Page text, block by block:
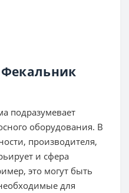
подразумевает
оборудования. В
производителя,
и сфера
это могут быть
для